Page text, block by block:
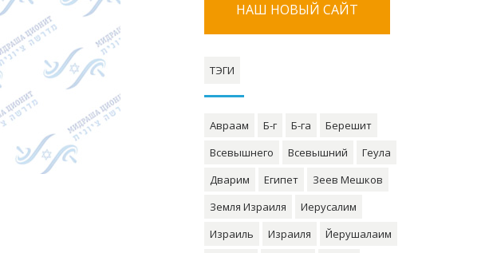
НАШ НОВЫЙ САЙТ
ТЭГИ
Авраам Б-г Б-га
Берешит
Всевышнего
Всевышний
Геула
Дварим
Египет
Зеев Мешков
Земля Израиля
Иерусалим
Израиль
Израиля
Йерушалаим